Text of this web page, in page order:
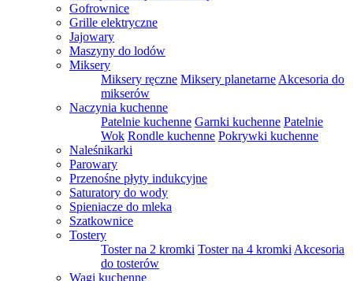
Gofrownice
Grille elektryczne
Jajowary
Maszyny do lodów
Miksery
Miksery ręczne Miksery planetarne Akcesoria do
mikserów
Naczynia kuchenne
Patelnie kuchenne Garnki kuchenne Patelnie
Wok Rondle kuchenne Pokrywki kuchenne
Naleśnikarki
Parowary
Przenośne płyty indukcyjne
Saturatory do wody
Spieniacze do mleka
Szatkownice
Tostery
Toster na 2 kromki Toster na 4 kromki Akcesoria
do tosterów
Wagi kuchenne